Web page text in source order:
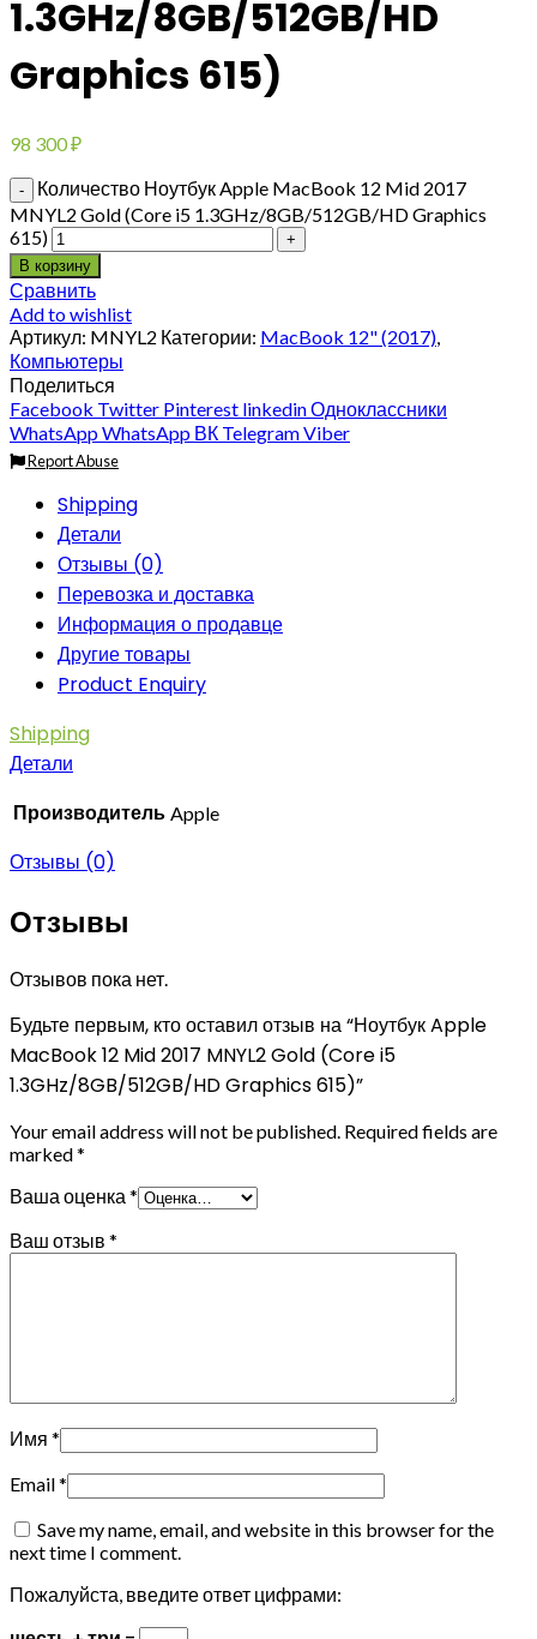
1.3GHz/8GB/512GB/HD
Graphics 615)
98 300₽
Количество Ноутбук Apple MacBook 12 Mid 2017
MNYL2 Gold (Core i5 1.3GHz/8GB/512GB/HD Graphics
615)
В корзину
Сравнить
Add to wishlist
Артикул: MNYL2 Категории: MacBook 12" (2017),
Компьютеры
Поделиться
Facebook Twitter Pinterest linkedinОдноклассники
WhatsAppWhatsApp ВК TelegramViber
Report Abuse
Shipping
Детали
Отзывы (0)
Перевозка и доставка
Информация о продавце
Другие товары
Product Enquiry
Shipping
Детали
Производитель Apple
Отзывы (0)
Отзывы
Отзывов пока нет.
Будьте первым, кто оставил отзыв на “Ноутбук Apple
MacBook 12 Mid 2017 MNYL2 Gold (Core i5
1.3GHz/8GB/512GB/HD Graphics 615)”
Your email address will not be published. Required fields are
marked*
Ваша оценка *
Ваш отзыв *
Имя *
Email*
Save my name, email, and website in this browser for the
next time I comment.
Пожалуйста, введите ответ цифрами: